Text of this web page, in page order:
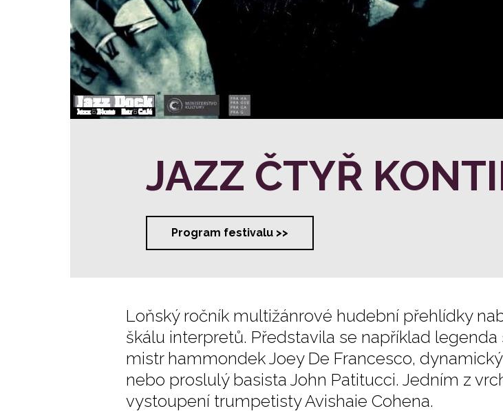
JAZZ ČTYŘ
Program festivalu >>
Loňský ročník multižánrové hudební přehlídky
škálu interpretů. Představila se například legenda
mistr hammondek Joey De Francesco,
nebo proslulý basista John Patitucci. Jedním z
vystoupení trumpetisty Avishaie Cohena.